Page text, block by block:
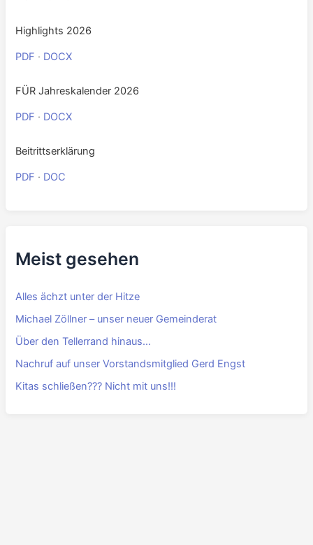
Highlights 2026
PDF · DOCX
FÜR Jahreskalender 2026
PDF · DOCX
Beitrittserklärung
PDF · DOC
Meist gesehen
Alles ächzt unter der Hitze
Michael Zöllner – unser neuer Gemeinderat
Über den Tellerrand hinaus…
Nachruf auf unser Vorstandsmitglied Gerd Engst
Kitas schließen??? Nicht mit uns!!!